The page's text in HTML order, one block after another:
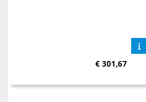
€ 301,67